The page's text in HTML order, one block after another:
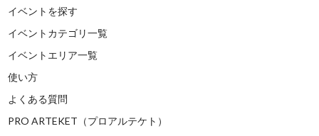
イベントを探す
イベントカテゴリ一覧
イベントエリア一覧
使い方
よくある質問
PRO ARTEKET（プロアルテケト）